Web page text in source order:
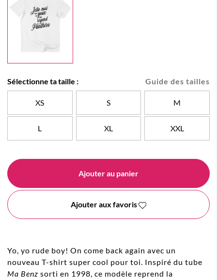
Guide des tailles
Sélectionne ta taille :
XS S M
L XL XXL
Ajouter au panier
Ajouter aux favoris
Yo, yo rude boy! On come back again avec un
nouveau T-shirt super cool pour toi. Inspiré du tube
Ma Benz sorti en 1998, ce modèle reprend la